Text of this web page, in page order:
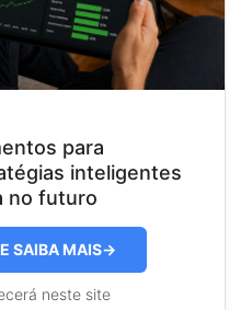
para
inteligentes
no futuro
SAIBA MAIS→
neste site